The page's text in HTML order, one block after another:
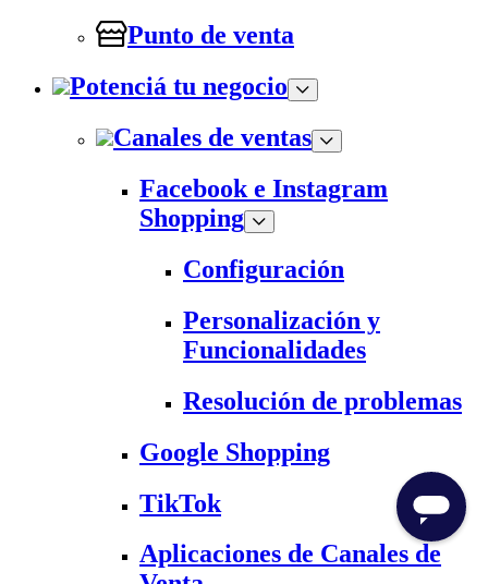
Punto de venta
Potenciá tu negocio
Canales de ventas
Facebook e Instagram
Shopping
Configuración
Personalización y
Funcionalidades
Resolución de problemas
Google Shopping
TikTok
Aplicaciones de Canales de